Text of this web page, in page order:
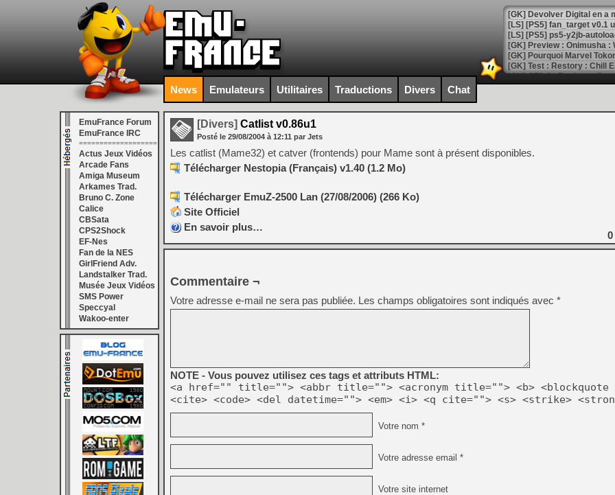
[GK] Devolver Digital en a
[LS] [PS5] ps5-y2jb-
[GK] Pourquoi Marvel
[GK] Test : Restory : Chill
[GK] GTA 6 : Rockstar
[GK] Hot Wheels Infinite
[GK] Mémoire cash -
[GK] Résultats Nintendo :
[GK] Déjà des
[Mo5] Brickboy cherche à
[GK] Minecraft et ses «
[GK] Beast of
[GK] Ubisoft : fin de partie
[GK] Mémoire cash -
[GK] Dan Houser (GTA)
[GK] Comment EA Sports
[GK] Crimson Moon : un
[GK] Isle of Reveries : le
[GK] Moonlighter 2 : The
[GK] Capcom relance
[Mo5] Deux inédits du
[GK] Le beat'em up The
[GK] Endless Legend 2 :
[LS] [PS5] Le WebKit
[GK] Oubliez Crazy Taxi,
[LS] [Switch] NSZ 5.0.0
[GK] No More Room in
[GK] Un chatbot Atelier
News Emulateurs Utilitaires Traductions Divers Chat
EmuFrance Forum
EmuFrance IRC
===================
Actus Jeux Vidéos
Arcade Fans
Amiga Museum
Arkames Trad.
Bruno C. Zone
Calice
CBSata
CPS2Shock
EF-Nes
Fan de la NES
GirlFriend Adv.
Landstalker Trad.
Musée Jeux Vidéos
SMS Power
Speccyal
Wakoo-enter
[Divers] Catlist v0.86u1
Posté le 29/08/2004 à 12:11 par Jets
Les catlist (Mame32) et catver (frontends) pour Mame sont à présent disponibles.
Télécharger Nestopia (Français) v1.40 (1.2 Mo)
Télécharger EmuZ-2500 Lan (27/08/2006) (266 Ko)
Site Officiel
En savoir plus…
0
Commentaire ¬
Votre adresse e-mail ne sera pas publiée. Les champs obligatoires sont indiqués avec *
NOTE - Vous pouvez utilisez ces tags et attributs HTML:
<a href="" title=""> <abbr title=""> <acronym title=""> <b> <blockquote
<cite> <code> <del datetime=""> <em> <i> <q cite=""> <s> <strike>
Votre nom *
Votre adresse email *
Votre site internet